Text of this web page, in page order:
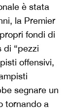
è stata
la Premier
fondi di
di “pezzi
offensivi,
segnare un
tornando a